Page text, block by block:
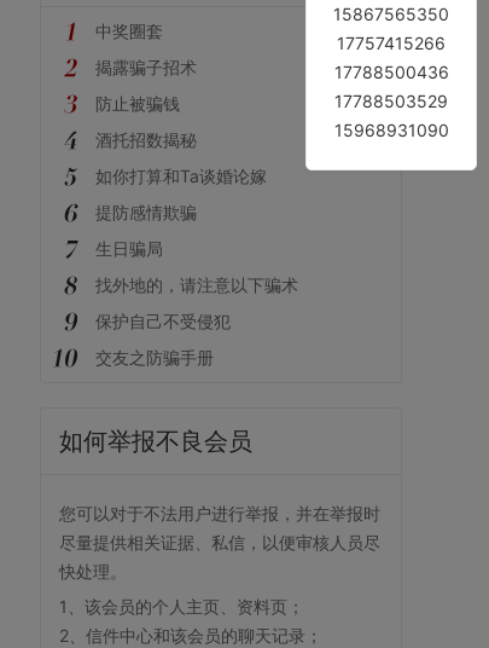
中奖圈套
揭露骗子招术
防止被骗钱
酒托招数揭秘
如你打算和Ta谈婚论嫁
提防感情欺骗
生日骗局
找外地的，请注意以下骗术
保护自己不受侵犯
交友之防骗手册
如何举报不良会员
您可以对于不法用户进行举报，并在举报时
尽量提供相关证据、私信，以便审核人员尽
快处理。
1、该会员的个人主页、资料页；
2、信件中心和该会员的聊天记录；
15867565350
17757415266
17788500436
17788503529
15968931090